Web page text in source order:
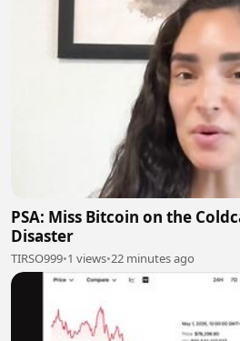
PSA: Miss Bitcoin on the
Disaster
TIRSO999•1 views•22 minutes ago